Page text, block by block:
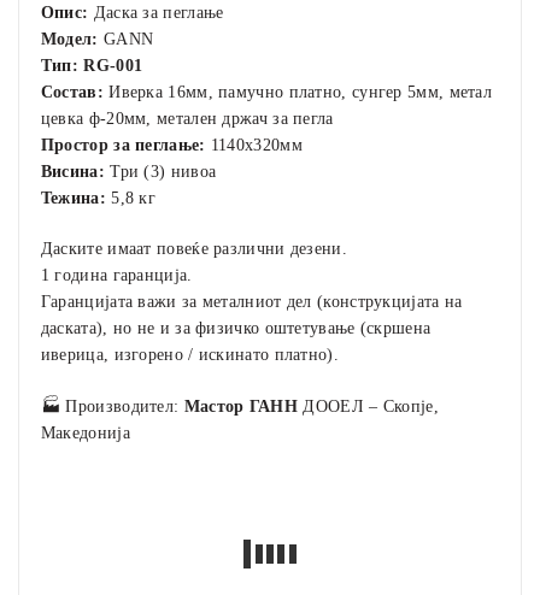
Опис: Даска за пеглање
Модел: GANN
Тип: RG-001
Состав: Иверка 16мм, памучно платно, сунгер 5мм, метал
цевка ф-20мм, метален држач за пегла
Простор за пеглање: 1140х320мм
Висина: Три (3) нивоа
Тежина: 5,8 кг
Даските имаат повеќе различни дезени.
1 година гаранција.
Гаранцијата важи за металниот дел (конструкцијата на
даската), но не и за физичко оштетување (скршена
иверица, изгорено / искинато платно).
🏭 Производител: Мастор ГАНН ДООЕЛ – Скопје,
Македонија